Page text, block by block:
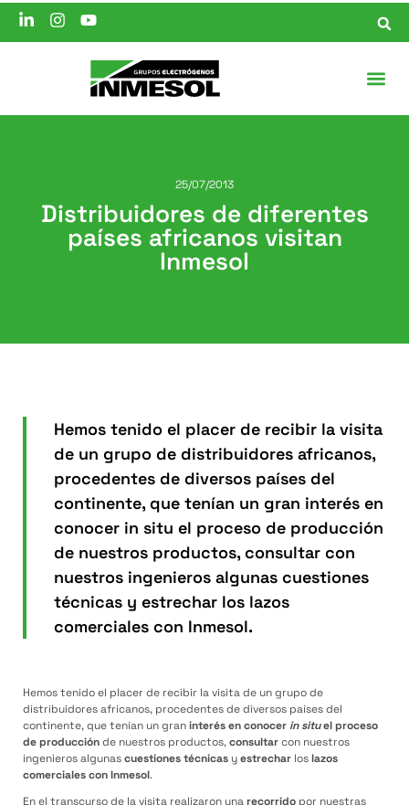
25/07/2013
Distribuidores de diferentes
países africanos visitan
Inmesol
Hemos tenido el placer de recibir la visita
de un grupo de distribuidores africanos,
procedentes de diversos países del
continente, que tenían un gran interés en
conocer in situ el proceso de producción
de nuestros productos, consultar con
nuestros ingenieros algunas cuestiones
técnicas y estrechar los lazos
comerciales con Inmesol.
Hemos tenido el placer de recibir la visita de un grupo de
distribuidores africanos, procedentes de diversos países del
continente, que tenían un graninterés en conocer in situel proceso
de producciónde nuestros productos,consultarcon nuestros
ingenieros algunascuestiones técnicas yestrechar loslazos
comercialescon Inmesol.
En el transcurso de la visita realizaron unarecorrido por nuestras